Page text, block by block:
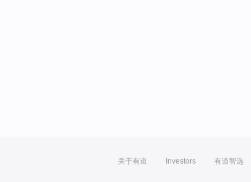
关于有道 Investors 有道智选